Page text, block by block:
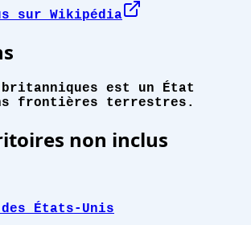
sur Wikipédia
est un État
frontières terrestres.
non inclus
États-Unis